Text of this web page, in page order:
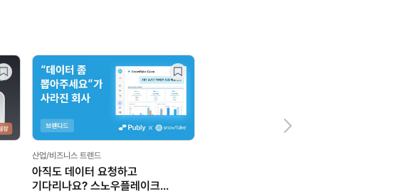
산업/비즈니스 트렌드
아직도 데이터 요청하고
기다리나요? 스노우플레이크